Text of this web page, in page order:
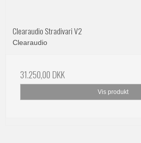
Clearaudio Stradivari V2
Clearaudio
31.250,00 DKK
Vis produkt